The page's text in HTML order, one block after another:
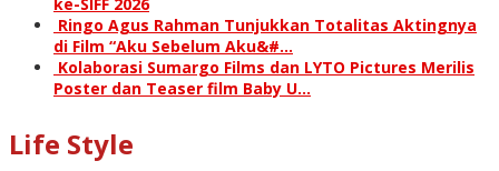
ke-SIFF 2026
Ringo Agus Rahman Tunjukkan Totalitas Aktingnya
di Film “Aku Sebelum Aku&#…
Kolaborasi Sumargo Films dan LYTO Pictures Merilis
Poster dan Teaser film Baby U…
Life Style